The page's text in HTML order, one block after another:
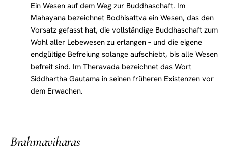
Ein Wesen auf dem Weg zur Buddhaschaft. Im
Mahayana bezeichnet Bodhisattva ein Wesen, das den
Vorsatz gefasst hat, die vollständige Buddhaschaft zum
Wohl aller Lebewesen zu erlangen – und die eigene
endgültige Befreiung solange aufschiebt, bis alle Wesen
befreit sind. Im Theravada bezeichnet das Wort
Siddhartha Gautama in seinen früheren Existenzen vor
dem Erwachen.
Brahmaviharas